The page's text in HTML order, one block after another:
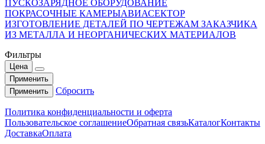
ПУСКОЗАРЯДНОЕ ОБОРУДОВАНИЕ
ПОКРАСОЧНЫЕ КАМЕРЫАВИАСЕКТОР
ИЗГОТОВЛЕНИЕ ДЕТАЛЕЙ ПО ЧЕРТЕЖАМ ЗАКАЗЧИКА
ИЗ МЕТАЛЛА И НЕОРГАНИЧЕСКИХ МАТЕРИАЛОВ
Фильтры
Цена
Применить
Применить
Сбросить
Политика конфиденциальности и оферта
Пользовательское соглашениеОбратная связьКаталогКонтакты
ДоставкаОплата